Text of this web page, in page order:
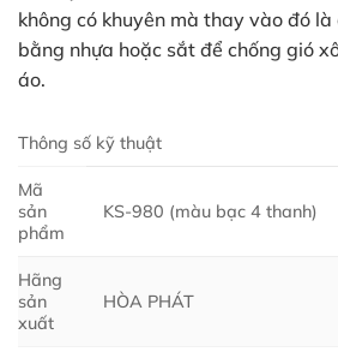
không có khuyên mà thay vào đó là
bằng nhựa hoặc sắt để chống gió
áo.
Thông số kỹ thuật
Mã
sản
phẩm
KS-980 (màu bạc 4 thanh)
Hãng
sản
xuất
HÒA PHÁT